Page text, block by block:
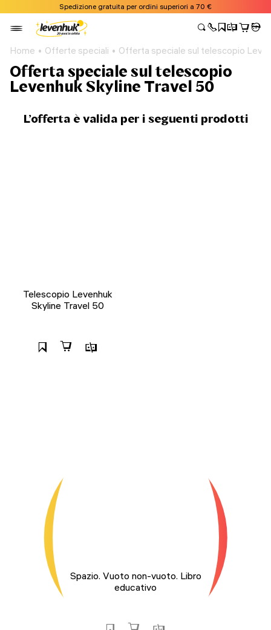
Spedizione gratuita per ordini superiori a 70 €
Home Offerte speciali Offerta speciale sul telescopio
Offerta speciale sul telescopio
Levenhuk Skyline Travel 50
L’offerta è valida per i seguenti prodotti
Telescopio Levenhuk
Skyline Travel 50
Spazio. Vuoto non-vuoto. Libro
educativo